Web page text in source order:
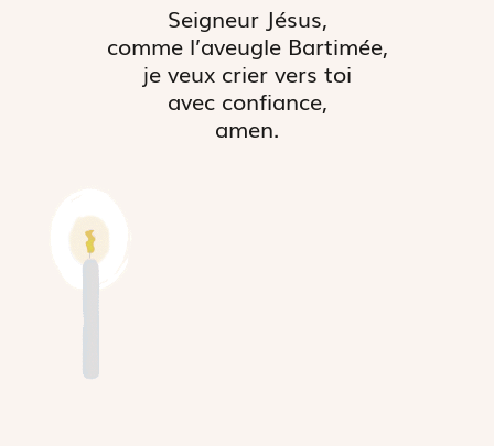
Seigneur Jésus,
comme l’aveugle Bartimée,
je veux crier vers toi
avec confiance,
amen.